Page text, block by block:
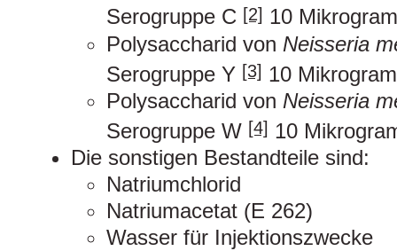
Serogruppe C [2] 10
Polysaccharid von Neisseria
Serogruppe Y [3] 10
Polysaccharid von Neisseria
Serogruppe W [4] 10
Die sonstigen Bestandteile sind:
Natriumchlorid
Natriumacetat (E 262)
Wasser für Injektionszwecke